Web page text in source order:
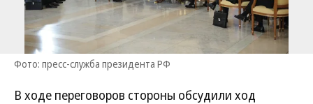
Фото: пресс-служба президента РФ
В ходе переговоров стороны обсудили ход